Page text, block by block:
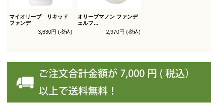
マイオリーブ リキッド
ファンデ
3,630円 (税込)
オリーブマノン ファンデ
ェルフ
コンシールファンデーシ
ョン レフィル
2,970円 (税込)